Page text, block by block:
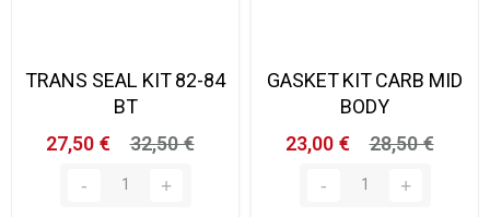
TRANS SEAL KIT 82-84
BT
27,50 €
32,50 €
GASKET KIT CARB MID
BODY
23,00 €
28,50 €